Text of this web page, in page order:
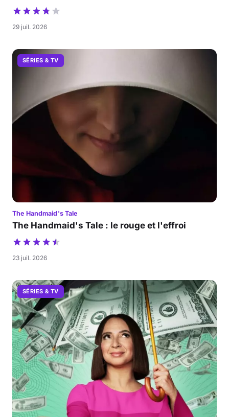
29 juil. 2026
SÉRIES & TV
The Handmaid's Tale
The Handmaid's Tale : le rouge et l'effroi
23 juil. 2026
SÉRIES & TV